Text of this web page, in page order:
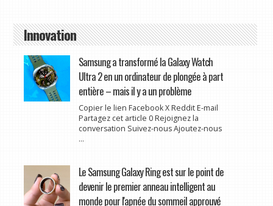
Innovation
Samsung a transformé la Galaxy Watch
Ultra 2 en un ordinateur de plongée à part
entière – mais il y a un problème
Copier le lien Facebook X Reddit E-mail
Partagez cet article 0 Rejoignez la
conversation Suivez-nous Ajoutez-nous
...
Le Samsung Galaxy Ring est sur le point de
devenir le premier anneau intelligent au
monde pour l'apnée du sommeil approuvé